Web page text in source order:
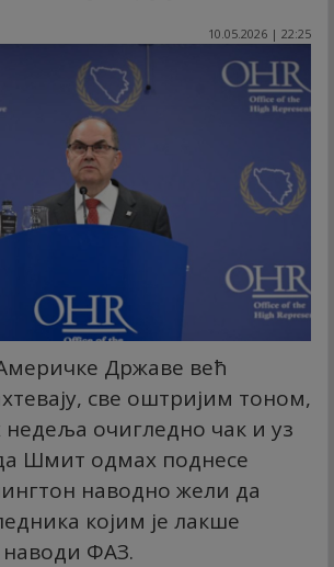
10.05.2026 | 22:25
Државе већ
све оштријим тоном,
очигледно чак и уз
Шмит одмах поднесе
наводно жели да
којим је лакше
ФАЗ.